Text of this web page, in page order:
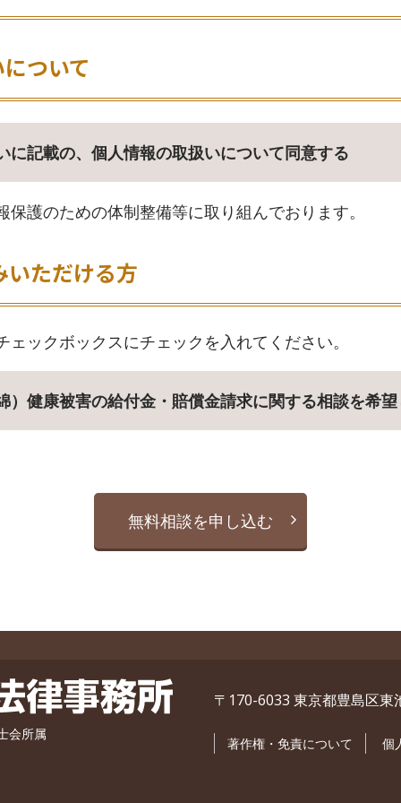
ついて
に記載の、個人情報の取扱いについて同意する
保護のための体制整備等に取り組んでおります。
ただける方
ックボックスにチェックを入れてください。
）健康被害の給付金・賠償金請求に関する相談を希
無料相談を申し込む
会所属
〒170-6033 東京都豊島区
著作権・免責について 個